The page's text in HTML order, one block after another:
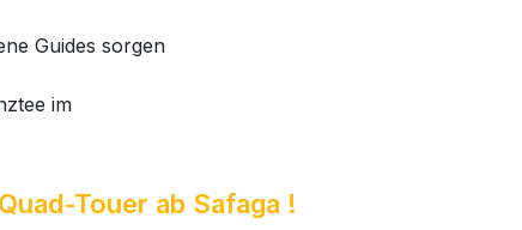
Guides sorgen
im
Touer ab Safaga !